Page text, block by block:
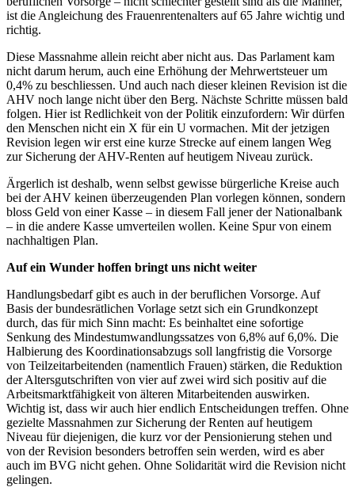
ist die Angleichung des Frauenrentenalters auf 65 Jahre wichtig und
richtig.
Diese Massnahme allein reicht aber nicht aus. Das Parlament kam
nicht darum herum, auch eine Erhöhung der Mehrwertsteuer um
0,4% zu beschliessen. Und auch nach dieser kleinen Revision ist die
AHV noch lange nicht über den Berg. Nächste Schritte müssen bald
folgen. Hier ist Redlichkeit von der Politik einzufordern: Wir dürfen
den Menschen nicht ein X für ein U vormachen. Mit der jetzigen
Revision legen wir erst eine kurze Strecke auf einem langen Weg
zur Sicherung der AHV-Renten auf heutigem Niveau zurück.
Ärgerlich ist deshalb, wenn selbst gewisse bürgerliche Kreise auch
bei der AHV keinen überzeugenden Plan vorlegen können, sondern
bloss Geld von einer Kasse – in diesem Fall jener der Nationalbank
– in die andere Kasse umverteilen wollen. Keine Spur von einem
nachhaltigen Plan.
Auf ein Wunder hoffen bringt uns nicht weiter
Handlungsbedarf gibt es auch in der beruflichen Vorsorge. Auf
Basis der bundesrätlichen Vorlage setzt sich ein Grundkonzept
durch, das für mich Sinn macht: Es beinhaltet eine sofortige
Senkung des Mindestumwandlungssatzes von 6,8% auf 6,0%. Die
Halbierung des Koordinationsabzugs soll langfristig die Vorsorge
von Teilzeitarbeitenden (namentlich Frauen) stärken, die Reduktion
der Altersgutschriften von vier auf zwei wird sich positiv auf die
Arbeitsmarktfähigkeit von älteren Mitarbeitenden auswirken.
Wichtig ist, dass wir auch hier endlich Entscheidungen treffen. Ohne
gezielte Massnahmen zur Sicherung der Renten auf heutigem
Niveau für diejenigen, die kurz vor der Pensionierung stehen und
von der Revision besonders betroffen sein werden, wird es aber
auch im BVG nicht gehen. Ohne Solidarität wird die Revision nicht
gelingen.